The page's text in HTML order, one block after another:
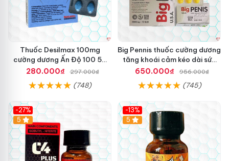
Thuốc Desilmax 100mg
cường dương Ấn Độ 100 50
mg tăng sinh lý tốt nhất
280.000₫ 297.000₫
(748)
Big Pennis thuốc cường dương
tăng khoái cảm kéo dài sức
bền
650.000₫ 956.000₫
(745)
-27%
5
-13%
5